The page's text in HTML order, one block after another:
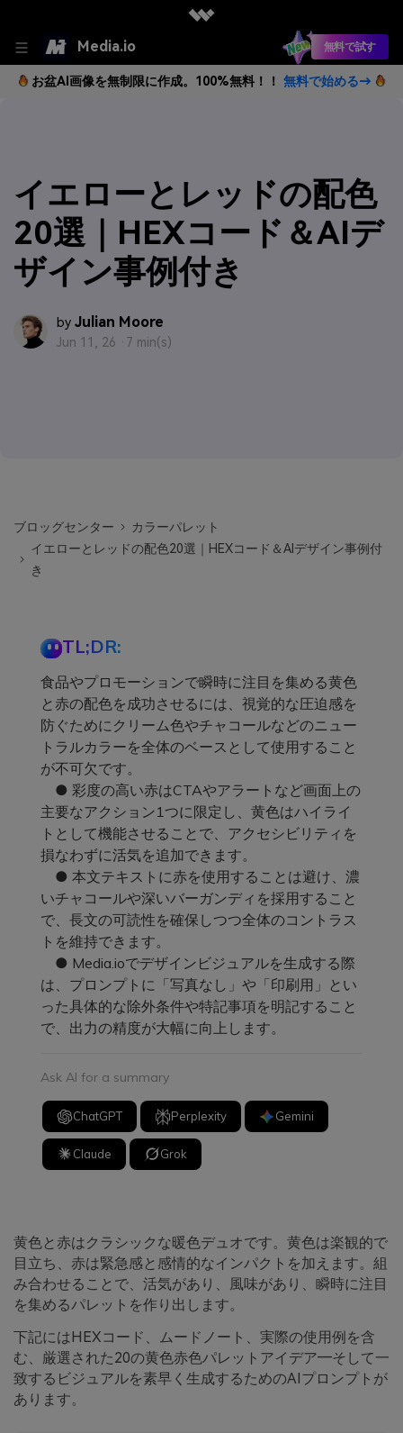
Media.io 無料で試す
お盆AI画像を無制限に作成。100%無料！！ 無料で始める→
イエローとレッドの配色
20選｜HEXコード＆AIデ
ザイン事例付き
by Julian Moore
Jun 11, 26 · 7 min(s)
ブロッグセンター
カラーパレット
イエローとレッドの配色20選｜HEXコード＆AIデザイン事例付
き
TL;DR:
食品やプロモーションで瞬時に注目を集める黄色
と赤の配色を成功させるには、視覚的な圧迫感を
防ぐためにクリーム色やチャコールなどのニュー
トラルカラーを全体のベースとして使用すること
が不可欠です。
● 彩度の高い赤はCTAやアラートなど画面上の
主要なアクション1つに限定し、黄色はハイライ
トとして機能させることで、アクセシビリティを
損なわずに活気を追加できます。
● 本文テキストに赤を使用することは避け、濃
いチャコールや深いバーガンディを採用すること
で、長文の可読性を確保しつつ全体のコントラス
トを維持できます。
● Media.ioでデザインビジュアルを生成する際
は、プロンプトに「写真なし」や「印刷用」とい
った具体的な除外条件や特記事項を明記すること
で、出力の精度が大幅に向上します。
Ask AI for a summary
ChatGPT Perplexity Gemini
Claude Grok
黄色と赤はクラシックな暖色デュオです。黄色は楽観的で
目立ち、赤は緊急感と感情的なインパクトを加えます。組
み合わせることで、活気があり、風味があり、瞬時に注目
を集めるパレットを作り出します。
下記にはHEXコード、ムードノート、実際の使用例を含
む、厳選された20の黄色赤色パレットアイデア―そして一
致するビジュアルを素早く生成するためのAIプロンプトが
あります。